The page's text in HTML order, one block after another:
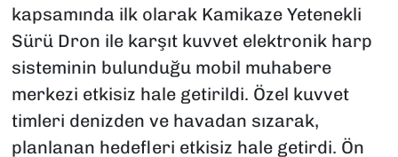
kapsamında ilk olarak Kamikaze Yetenekli
Sürü Dron ile karşıt kuvvet elektronik harp
sisteminin bulunduğu mobil muhabere
merkezi etkisiz hale getirildi. Özel kuvvet
timleri denizden ve havadan sızarak,
planlanan hedefleri etkisiz hale getirdi. Ön